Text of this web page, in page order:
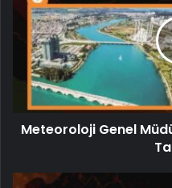
Meteoroloji Genel